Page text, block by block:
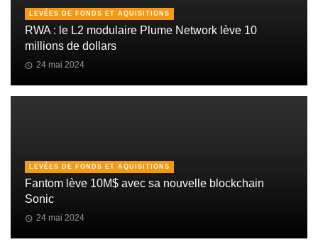
LEVÉES DE FONDS ET AQUISITIONS
RWA : le L2 modulaire Plume Network lève 10
millions de dollars
24 mai 2024
LEVÉES DE FONDS ET AQUISITIONS
Fantom lève 10M$ avec sa nouvelle blockchain
Sonic
24 mai 2024